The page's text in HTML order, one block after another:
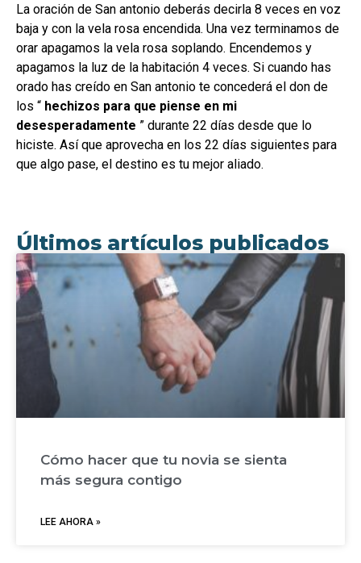
La oración de San antonio deberás decirla 8 veces en voz
baja y con la vela rosa encendida. Una vez terminamos de
orar apagamos la vela rosa soplando. Encendemos y
apagamos la luz de la habitación 4 veces. Si cuando has
orado has creído en San antonio te concederá el don de
los “ hechizos para que piense en mi
desesperadamente ” durante 22 días desde que lo
hiciste. Así que aprovecha en los 22 días siguientes para
que algo pase, el destino es tu mejor aliado.
Últimos artículos publicados
Cómo hacer que tu novia se sienta
más segura contigo
LEE AHORA »